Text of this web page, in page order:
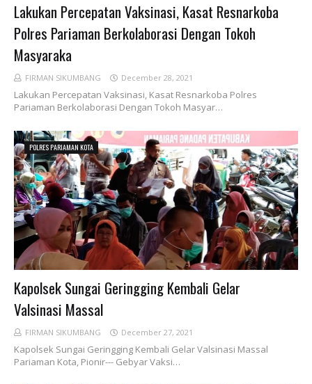
Lakukan Percepatan Vaksinasi, Kasat Resnarkoba
Polres Pariaman Berkolaborasi Dengan Tokoh
Masyaraka
FIRMAN SIKUMBANG December 28, 2021
Lakukan Percepatan Vaksinasi, Kasat Resnarkoba Polres
Pariaman Berkolaborasi Dengan Tokoh Masyar…
POLRES PARIAMAN KOTA
Kapolsek Sungai Geringging Kembali Gelar
Valsinasi Massal
FIRMAN SIKUMBANG December 27, 2021
Kapolsek Sungai Geringging Kembali Gelar Valsinasi Massal
Pariaman Kota, Pionir--- Gebyar Vaksi…